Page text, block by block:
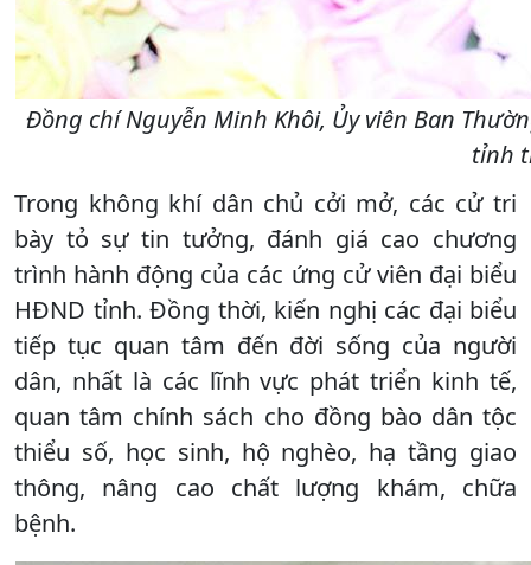
Đồng chí Nguyễn Minh Khôi, Ủy viên Ban
tỉnh
Trong không khí dân chủ cởi mở, các cử tri
bày tỏ sự tin tưởng, đánh giá cao chương
trình hành động của các ứng cử viên đại biểu
HĐND tỉnh. Đồng thời, kiến nghị các đại biểu
tiếp tục quan tâm đến đời sống của người
dân, nhất là các lĩnh vực phát triển kinh tế,
quan tâm chính sách cho đồng bào dân tộc
thiểu số, học sinh, hộ nghèo, hạ tầng giao
thông, nâng cao chất lượng khám, chữa
bệnh.